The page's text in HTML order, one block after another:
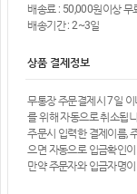
배송료 : 50,000원이상 무
배송기간 : 2~3일
상품 결제정보
무통장 주문결제시 7일
를 위해 자동으로 취소됩
주문시 입력한 결제이름,
으면 자동으로 입금확인
만약 주문자와 입금자명